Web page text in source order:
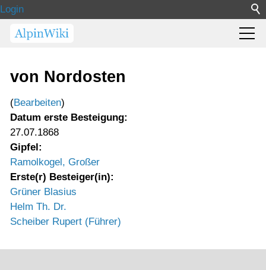
Login
von Nordosten
(Bearbeiten)
Datum erste Besteigung:
27.07.1868
Gipfel:
Ramolkogel, Großer
Erste(r) Besteiger(in):
Grüner Blasius
Helm Th. Dr.
Scheiber Rupert (Führer)